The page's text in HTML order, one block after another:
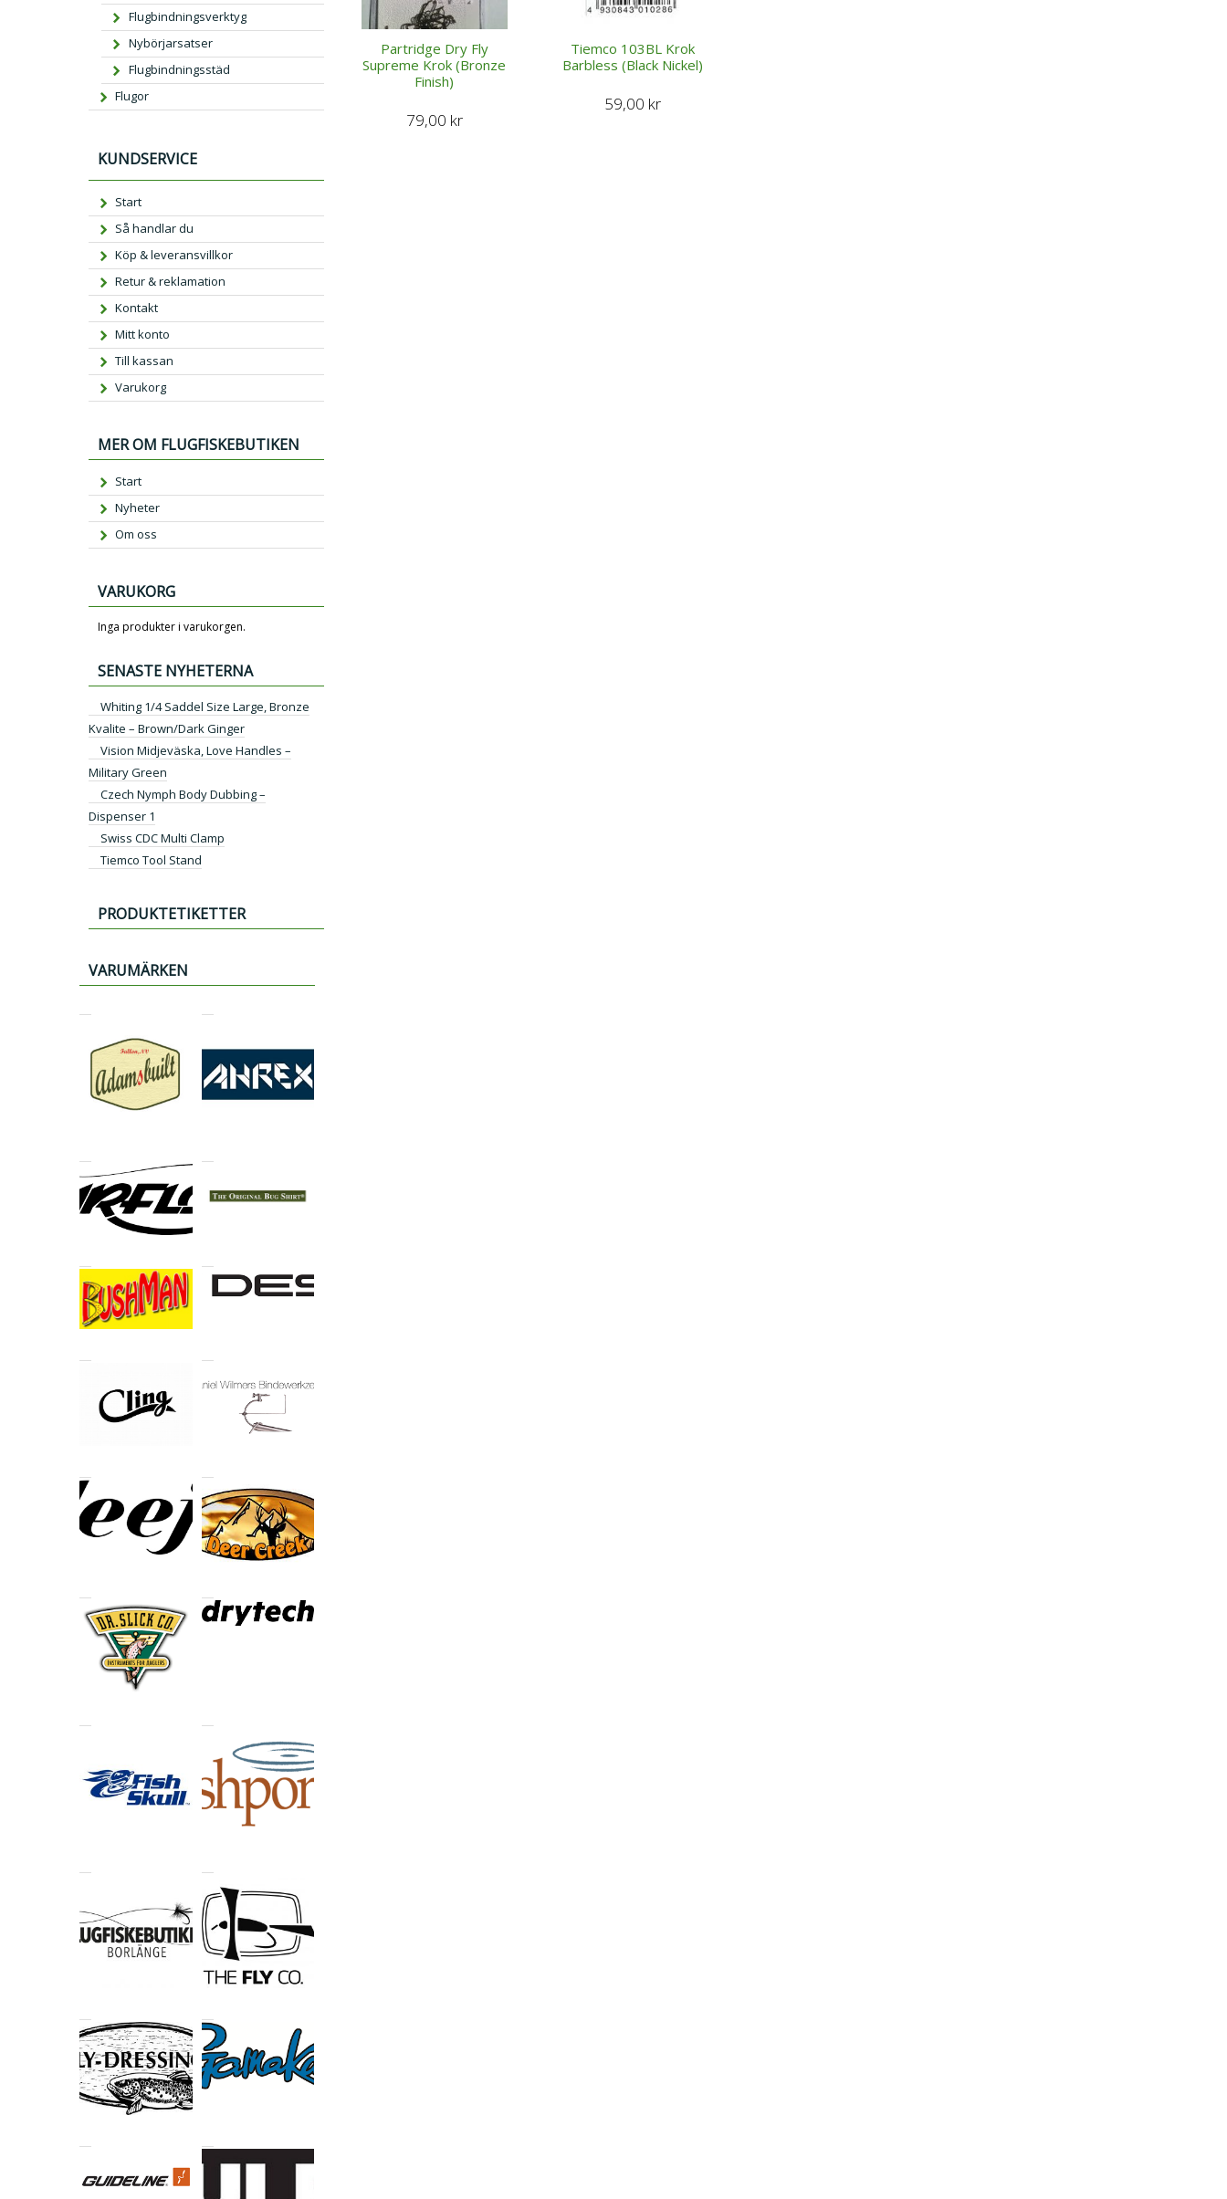
Partridge Dry Fly
Supreme Krok (Bronze
Finish)
79,00 kr
Tiemco 103BL Krok
Barbless (Black Nickel)
59,00 kr
Flugbindningsverktyg
Nybörjarsatser
Flugbindningsstäd
Flugor
KUNDSERVICE
Start
Så handlar du
Köp & leveransvillkor
Retur & reklamation
Kontakt
Mitt konto
Till kassan
Varukorg
MER OM FLUGFISKEBUTIKEN
Start
Nyheter
Om oss
VARUKORG
Inga produkter i varukorgen.
SENASTE NYHETERNA
Whiting 1/4 Saddel Size Large, Bronze
Kvalite – Brown/Dark Ginger
Vision Midjeväska, Love Handles –
Military Green
Czech Nymph Body Dubbing –
Dispenser 1
Swiss CDC Multi Clamp
Tiemco Tool Stand
PRODUKTETIKETTER
VARUMÄRKEN